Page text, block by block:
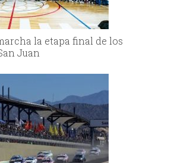
la etapa final de los
Juan